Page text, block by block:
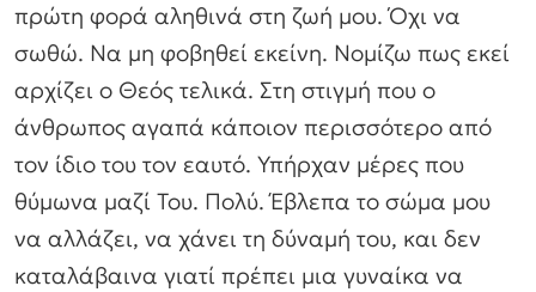
πρώτη φορά αληθινά στη ζωή μου. Όχι να
σωθώ. Να μη φοβηθεί εκείνη. Νομίζω πως εκεί
αρχίζει ο Θεός τελικά. Στη στιγμή που ο
άνθρωπος αγαπά κάποιον περισσότερο από
τον ίδιο του τον εαυτό. Υπήρχαν μέρες που
θύμωνα μαζί Του. Πολύ. Έβλεπα το σώμα μου
να αλλάζει, να χάνει τη δύναμή του, και δεν
καταλάβαινα γιατί πρέπει μια γυναίκα να